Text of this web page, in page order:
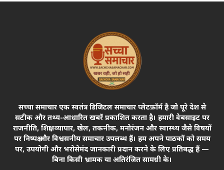
सच्चा समाचार एक स्वतंत्र डिजिटल समाचार प्लेटफ़ॉर्म है जो पूरे देश से
सटीक और तथ्य-आधारित खबरें प्रकाशित करता है। हमारी वेबसाइट पर
राजनीति, शिक्षा, व्यापार, खेल, तकनीक, मनोरंजन और स्वास्थ्य जैसे विषयों
पर निष्पक्ष और विश्वसनीय समाचार उपलब्ध हैं। हम अपने पाठकों को समय
पर, उपयोगी और भरोसेमंद जानकारी प्रदान करने के लिए प्रतिबद्ध हैं —
बिना किसी भ्रामक या अतिरंजित सामग्री के।